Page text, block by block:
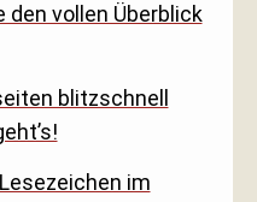
den vollen Überblick
blitzschnell
im